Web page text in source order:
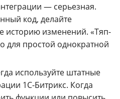
— серьезная.
код, делайте
историю изменений. «Тяп-
для простой однократной
используйте штатные
1С-Битрикс. Когда